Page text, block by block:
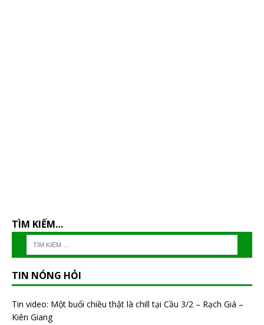
TÌM KIẾM…
TIN NÓNG HỎI
Tin video: Một buổi chiều thật là chill tại Cầu 3/2 – Rạch Giá –
Kiên Giang